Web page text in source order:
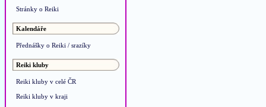
Stránky o Reiki
Kalendáře
Přednášky o Reiki / srazíky
Reiki kluby
Reiki kluby v celé ČR
Reiki kluby v kraji